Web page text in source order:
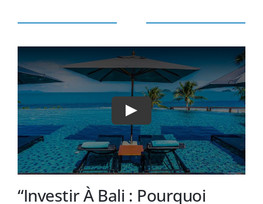
“Investir À Bali : Pourquoi